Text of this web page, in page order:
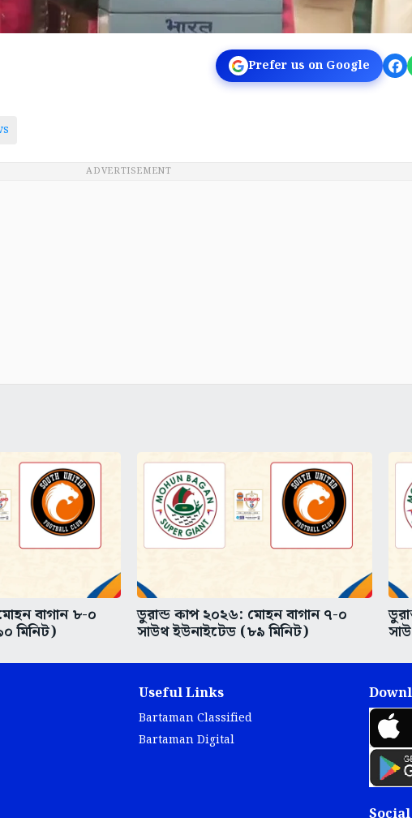
Prefer us on Google
ADVERTISEMENT
বাগান ৮-০
মিনিট)
ডুরান্ড কাপ ২০২৬: মোহন বাগান ৭-০
সাউথ ইউনাইটেড (৮৯ মিনিট)
Useful Links
Bartaman Classified
Bartaman Digital